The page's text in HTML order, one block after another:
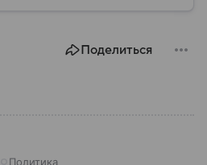
Поделиться
Политика